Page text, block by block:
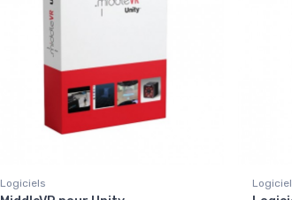
Logiciels